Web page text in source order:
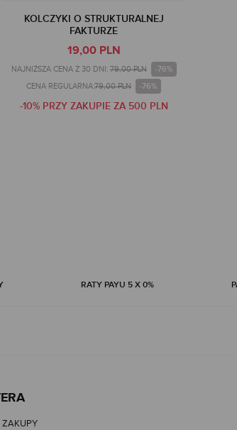
KOLCZYKI O STRUKTURALNEJ
FAKTURZE
19,00 PLN
NAJNIŻSZA CENA Z 30 DNI: 79,00 PLN -76%
CENA REGULARNA:79,00 PLN -76%
-10% PRZY ZAKUPIE ZA 500 PLN
RATY PAYU 5 X 0%
ZAKUPY